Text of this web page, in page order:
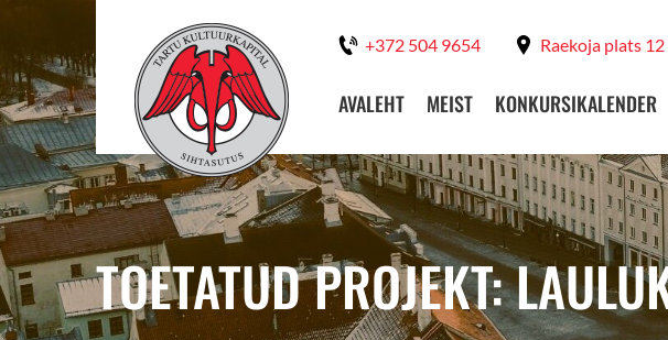
+372 504 9654 Raekoja plats 12
AVALEHT MEIST KONKURSIKALENDER
TOETATUD PROJEKT: